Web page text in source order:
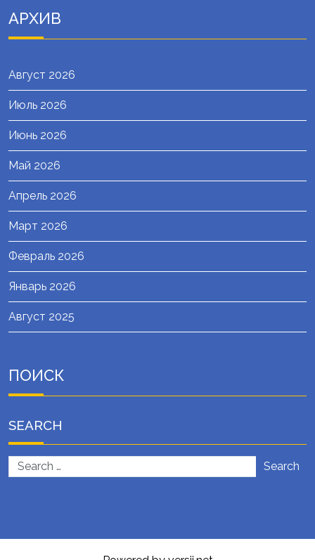
АРХИВ
Август 2026
Июль 2026
Июнь 2026
Май 2026
Апрель 2026
Март 2026
Февраль 2026
Январь 2026
Август 2025
ПОИСК
SEARCH
Search